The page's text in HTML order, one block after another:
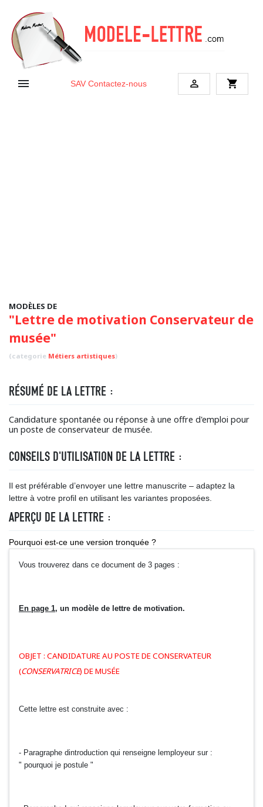
 SAV Contactez-nous  shopping_cart
MODÈLES DE
"Lettre de motivation Conservateur de
musée"
(categorie Métiers artistiques)
RÉSUMÉ DE LA LETTRE :
Candidature spontanée ou réponse à une offre d'emploi pour
un poste de conservateur de musée.
CONSEILS D'UTILISATION DE LA LETTRE :
Il est préférable d’envoyer une lettre manuscrite – adaptez la
lettre à votre profil en utilisant les variantes proposées.
APERÇU DE LA LETTRE :
Pourquoi est-ce une version tronquée ?
Vous trouverez dans ce document de 3 pages :
En page 1, un modèle de lettre de motivation.
OBJET : CANDIDATURE AU POSTE DE CONSERVATEUR
(CONSERVATRICE) DE MUSÉE
Cette lettre est construite avec :
- Paragraphe dintroduction qui renseigne lemployeur sur :
" pourquoi je postule "